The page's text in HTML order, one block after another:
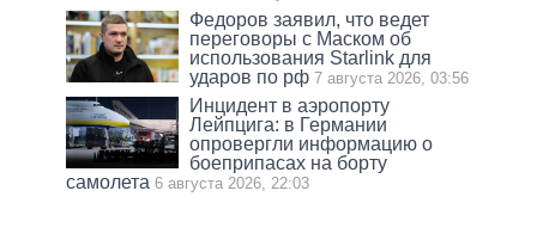
Федоров заявил, что ведет
переговоры с Маском об
использования Starlink для
ударов по рф 7 августа 2026, 03:56
Инцидент в аэропорту
Лейпцига: в Германии
опровергли информацию о
боеприпасах на борту
самолета 6 августа 2026, 22:03